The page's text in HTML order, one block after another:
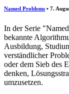
Named Problems • 7.
In der Serie
bekannte
Ausbildung,
verständlicher
oder dem Sieb des
denken,
umzusetzen.